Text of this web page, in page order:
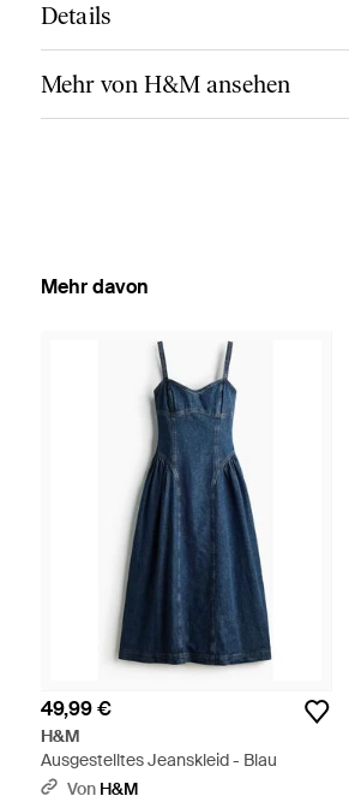
Details
Mehr von H&M ansehen
Mehr davon
49,99 €
H&M
Ausgestelltes Jeanskleid - Blau
Von H&M